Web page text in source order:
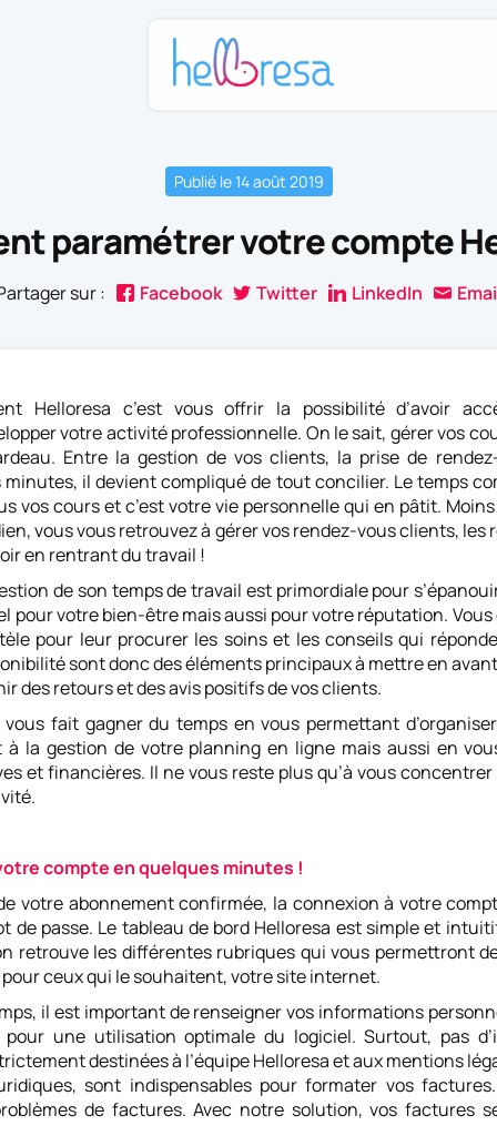
Publié le 14 août 2019
paramétrer votre compte
sur : Facebook Twitter LinkedIn
Helloresa c’est vous offrir la possibilité d’avoir
votre activité professionnelle. On le sait, gérer vos
Entre la gestion de vos clients, la prise de
il devient compliqué de tout concilier. Le temps
vos cours et c’est votre vie personnelle qui en pâtit.
vous vous retrouvez à gérer vos rendez-vous clients,
en rentrant du travail !
de son temps de travail est primordiale pour
pour votre bien-être mais aussi pour votre réputation.
pour leur procurer les soins et les conseils qui
sont donc des éléments principaux à mettre en
des retours et des avis positifs de vos clients.
vous fait gagner du temps en vous permettant
la gestion de votre planning en ligne mais aussi en
et financières. Il ne vous reste plus qu’à vous
compte en quelques minutes !
votre abonnement confirmée, la connexion à votre
de passe. Le tableau de bord Helloresa est simple et
retrouve les différentes rubriques qui vous permettront
ceux qui le souhaitent, votre site internet.
il est important de renseigner vos informations
une utilisation optimale du logiciel. Surtout, pas
destinées à l’équipe Helloresa et aux mentions
sont indispensables pour formater vos
de factures. Avec notre solution, vos factures